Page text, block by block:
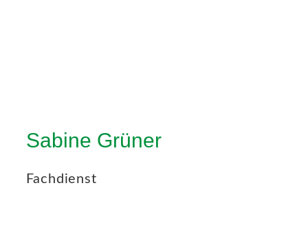
Sabine Grüner
Fachdienst